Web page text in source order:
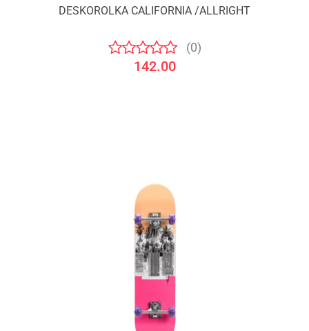
DESKOROLKA CALIFORNIA /ALLRIGHT
(0)
142.00